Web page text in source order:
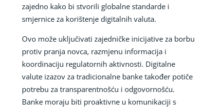
zajedno kako bi stvorili globalne standarde i
smjernice za korištenje digitalnih valuta.
Ovo može uključivati zajedničke inicijative za borbu
protiv pranja novca, razmjenu informacija i
koordinaciju regulatornih aktivnosti. Digitalne
valute izazov za tradicionalne banke također potiče
potrebu za transparentnošću i odgovornošću.
Banke moraju biti proaktivne u komunikaciji s